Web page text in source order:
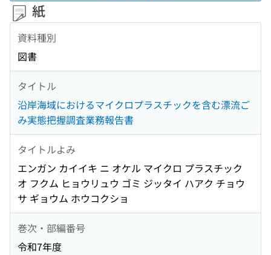
紙
資料種別
図書
タイトル
沿岸海域におけるマイクロプラスチックを含む漂流ご
み実態把握調査業務報告書
タイトルよみ
エンガン カイイキ ニ オケル マイクロ プラスチック
オ フクム ヒョウリュウ ゴミ ジッタイ ハアク チョウ
サ ギョウム ホウコクショ
巻次・部編番号
令和7年度